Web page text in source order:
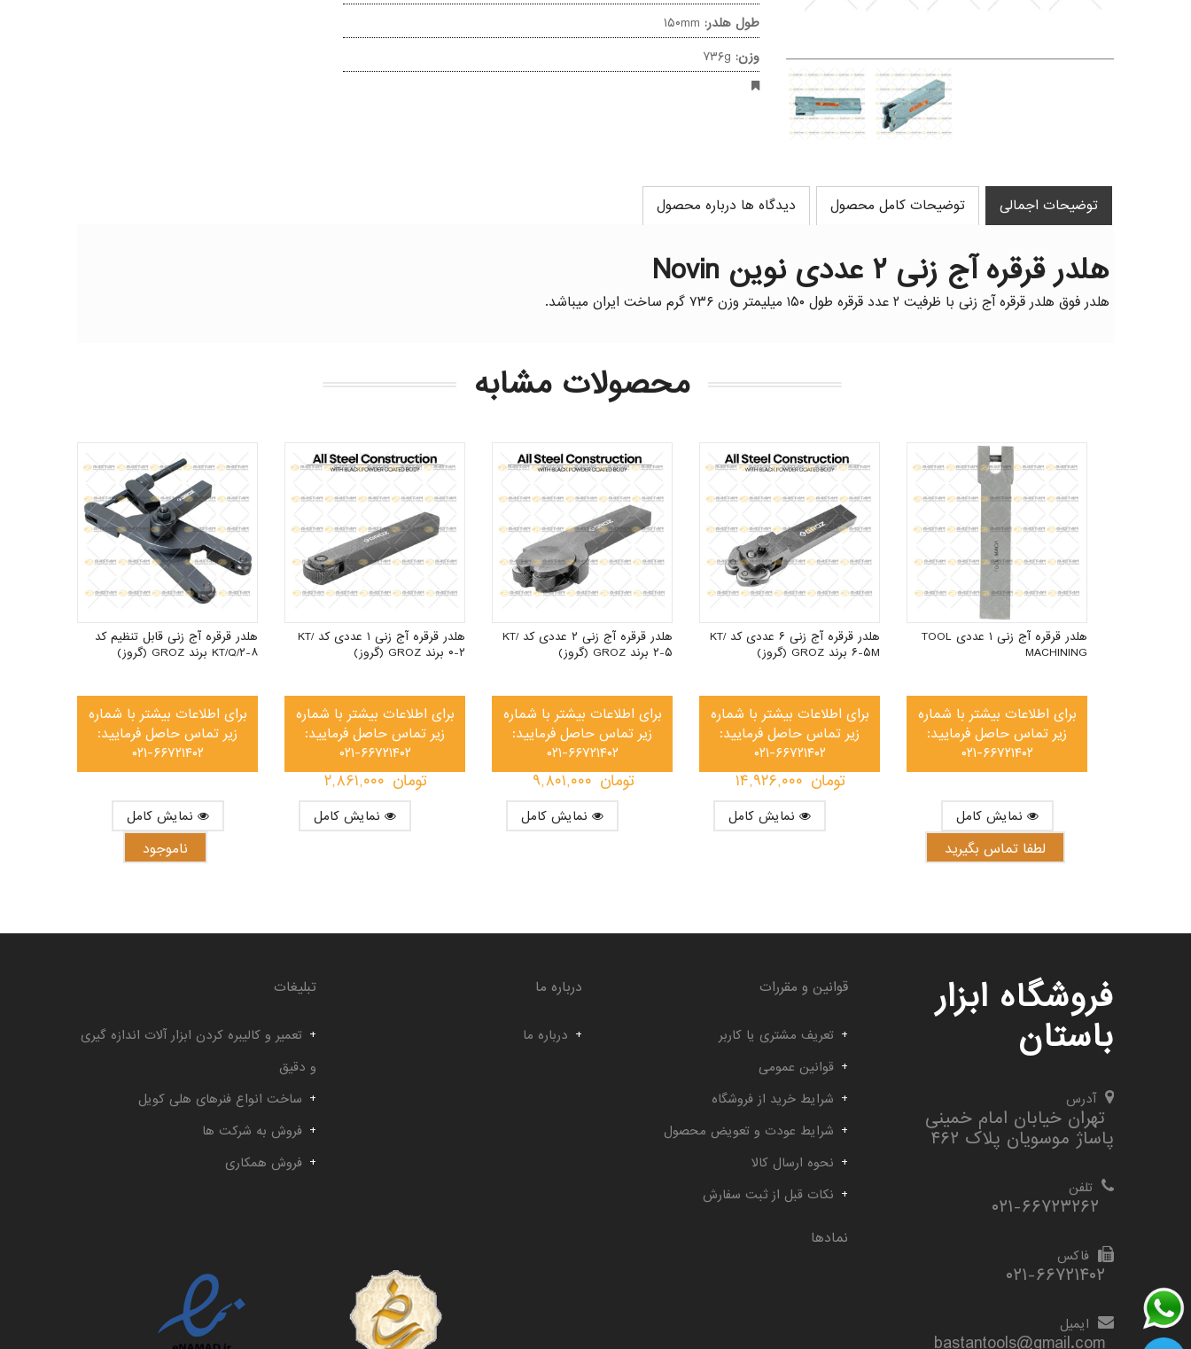
طول هلدر: ۱۵۰mm
وزن: ۷۳۶g
توضیحات اجمالی توضیحات کامل محصول دیدگاه ها درباره محصول
هلدر قرقره آج زنی ۲ عددی نوین Novin
هلدر فوق هلدر قرقره آج زنی با ظرفیت ۲ عدد قرقره طول ۱۵۰ میلیمتر وزن ۷۳۶ گرم ساخت ایران میباشد.
محصولات مشابه
هلدر قرقره آج زنی قابل تنظیم کد
KT/Q/۲-۸ برند GROZ (گروز)
برای اطلاعات بیشتر با شماره
زیر تماس حاصل فرمایید:
۰۲۱-۶۶۷۲۱۴۰۲
ناموجود
هلدر قرقره آج زنی ۱ عددی کد KT/
۰-۲ برند GROZ (گروز)
برای اطلاعات بیشتر با شماره
زیر تماس حاصل فرمایید:
۰۲۱-۶۶۷۲۱۴۰۲
۲,۸۶۱,۰۰۰ تومان
هلدر قرقره آج زنی ۲ عددی کد KT/
۲-۵ برند GROZ (گروز)
برای اطلاعات بیشتر با شماره
زیر تماس حاصل فرمایید:
۰۲۱-۶۶۷۲۱۴۰۲
۹,۸۰۱,۰۰۰ تومان
هلدر قرقره آج زنی ۶ عددی کد KT/
۶-۵M برند GROZ (گروز)
برای اطلاعات بیشتر با شماره
زیر تماس حاصل فرمایید:
۰۲۱-۶۶۷۲۱۴۰۲
۱۴,۹۲۶,۰۰۰ تومان
هلدر قرقره آج زنی ۱ عددی TOOL
MACHINING
برای اطلاعات بیشتر با شماره
زیر تماس حاصل فرمایید:
۰۲۱-۶۶۷۲۱۴۰۲
لطفا تماس بگیرید
فروشگاه ابزار
باستان
آدرس
تهران خیابان امام خمینی
پاساژ موسویان پلاک ۴۶۲
تلفن
فاکس
۰۲۱-۶۶۷۲۱۴۰۲
ایمیل
bastantools@gmail.com
قوانین و مقررات
تعریف مشتری یا کاربر
قوانین عمومی
شرایط خرید از فروشگاه
شرایط عودت و تعویض محصول
نحوه ارسال کالا
نکات قبل از ثبت سفارش
درباره ما
درباره ما
تبلیغات
تعمیر و کالیبره کردن ابزار آلات اندازه گیری
و دقیق
ساخت انواع فنرهای هلی کویل
فروش به شرکت ها
فروش همکاری
نمادها